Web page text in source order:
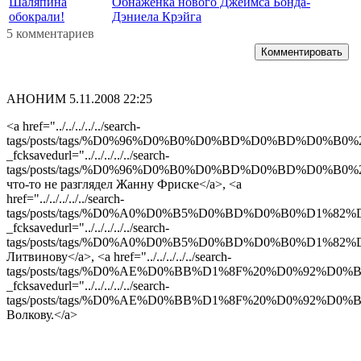
обокрали!
Дэниела Крэйга
5 комментариев
Комментировать
АНОНИМ 5.11.2008 22:25
<a href="../../../../../search-
tags/posts/tags/
_fcksavedurl="../../../../../search-
tags/posts/tags/
что-то не разглядел Жанну Фриске</a>, <a
href="../../../../../search-
tags/posts/tags/
_fcksavedurl="../../../../../search-
tags/posts/tags/
Литвинову</a>, <a href="../../../../../search-
tags/posts/tags/
_fcksavedurl="../../../../../search-
tags/posts/tags/
Волкову.</a>